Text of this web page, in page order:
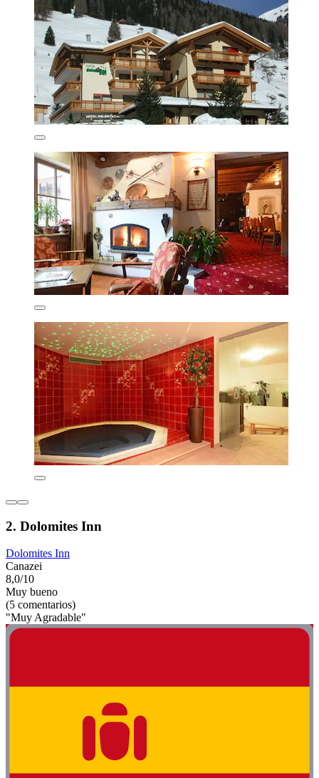
2. Dolomites Inn
Dolomites Inn
Canazei
8,0/10
Muy bueno
(5 comentarios)
"Muy Agradable"